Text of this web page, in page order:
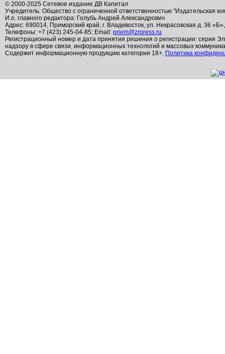
© 2000-2025 Сетевое издание ДВ Капитал
Учредитель: Общество с ограниченной ответственностью "Издательская
И.о. главного редактора: Голубь Андрей Александрович
Адрес: 690014, Приморский край, г. Владивосток, ул. Некрасовская д. 36
Телефоны: +7 (423) 245-04-85; Email: priem@zrpress.ru
Регистрационный номер и дата принятия решения о регистрации: серия
надзору в сфере связи, информационных технологий и массовых
Содержит информационную продукцию категории 18+. Политика